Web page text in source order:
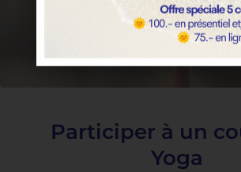
Découvrir l'école
Participer à un
Yoga